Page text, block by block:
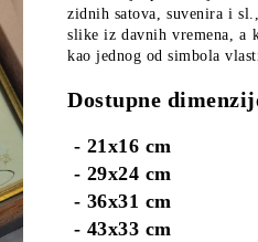
zidnih satova, suvenira i
slike iz davnih vremena, a
kao jednog od simbola
Dostupne
- 21x16 cm
- 29x24 cm
- 36x31 cm
- 43x33 cm